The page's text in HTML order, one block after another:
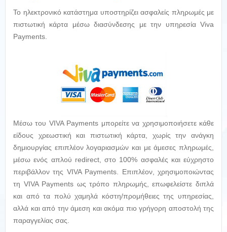
Το ηλεκτρονικό κατάστημα υποστηρίζει ασφαλείς πληρωμές με
πιστωτική κάρτα μέσω διασύνδεσης με την υπηρεσία Viva
Payments.
Μέσω του VIVA Payments μπορείτε να χρησιμοποιήσετε κάθε
είδους χρεωστική και πιστωτική κάρτα, χωρίς την ανάγκη
δημιουργίας επιπλέον λογαριασμών και με άμεσες πληρωμές,
μέσω ενός απλού redirect, στο 100% ασφαλές και εύχρηστο
περιβάλλον της VIVA Payments. Επιπλέον, χρησιμοποιώντας
τη VIVA Payments ως τρόπο πληρωμής, επωφελείστε διπλά
και από τα πολύ χαμηλά κόστη/προμήθειες της υπηρεσίας,
αλλά και από την άμεση και ακόμα πιο γρήγορη αποστολή της
παραγγελίας σας.